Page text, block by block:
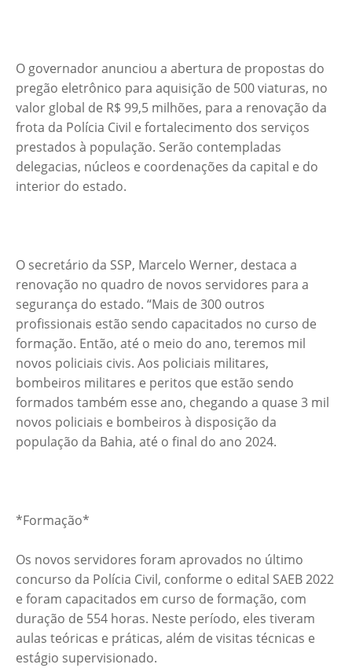
O governador anunciou a abertura de propostas do
pregão eletrônico para aquisição de 500 viaturas, no
valor global de R$ 99,5 milhões, para a renovação da
frota da Polícia Civil e fortalecimento dos serviços
prestados à população. Serão contempladas
delegacias, núcleos e coordenações da capital e do
interior do estado.
O secretário da SSP, Marcelo Werner, destaca a
renovação no quadro de novos servidores para a
segurança do estado. “Mais de 300 outros
profissionais estão sendo capacitados no curso de
formação. Então, até o meio do ano, teremos mil
novos policiais civis. Aos policiais militares,
bombeiros militares e peritos que estão sendo
formados também esse ano, chegando a quase 3 mil
novos policiais e bombeiros à disposição da
população da Bahia, até o final do ano 2024.
*Formação*
Os novos servidores foram aprovados no último
concurso da Polícia Civil, conforme o edital SAEB 2022
e foram capacitados em curso de formação, com
duração de 554 horas. Neste período, eles tiveram
aulas teóricas e práticas, além de visitas técnicas e
estágio supervisionado.